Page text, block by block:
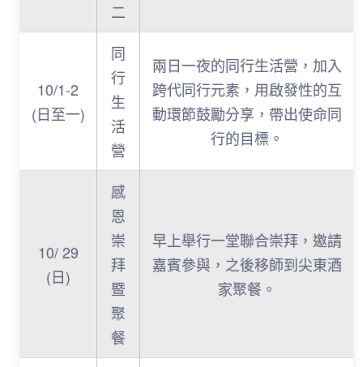
二
10/1-2
(日至一)
同
行
生
活
營
兩日一夜的同行生活營，加入
跨代同行元素，用啟發性的互
動環節鼓勵分享，帶出使命同
行的目標。
10/ 29
(日)
感
恩
崇
拜
暨
聚
餐
早上舉行一堂聯合崇拜，邀請
嘉賓參與，之後移師到尖東酒
家聚餐。